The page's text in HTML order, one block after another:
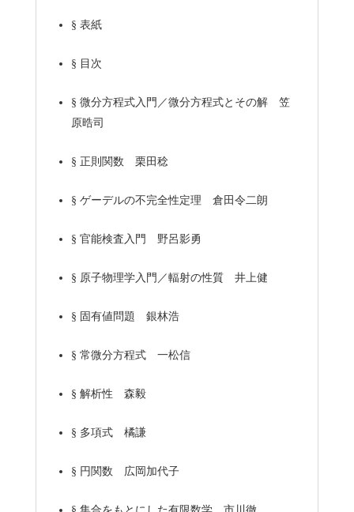
§ 表紙
§ 目次
§ 微分方程式入門／微分方程式とその解 笠
原晧司
§ 正則関数 栗田稔
§ ゲーデルの不完全性定理 倉田令二朗
§ 官能検査入門 野呂影勇
§ 原子物理学入門／輻射の性質 井上健
§ 固有値問題 銀林浩
§ 常微分方程式 一松信
§ 解析性 森毅
§ 多項式 橘謙
§ 円関数 広岡加代子